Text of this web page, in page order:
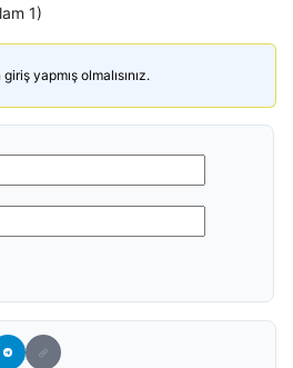
1)
yapmış olmalısınız.